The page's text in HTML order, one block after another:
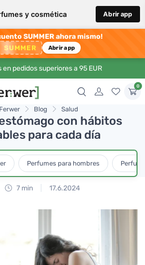
y cosmética Abrir app
SUMMER ahora mismo!
SUMMER Abrir app
en pedidos superiores a 95 EUR
0
Ferwer Blog Salud
con hábitos
para cada día
Perfumes para hombres
7 min 17.6.2024